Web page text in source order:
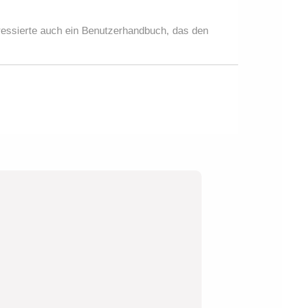
auch ein Benutzerhandbuch, das den